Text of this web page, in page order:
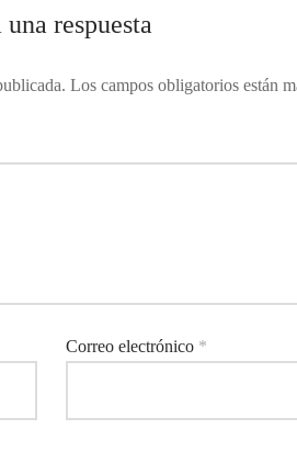
respuesta
Los campos obligatorios están
Correo electrónico *